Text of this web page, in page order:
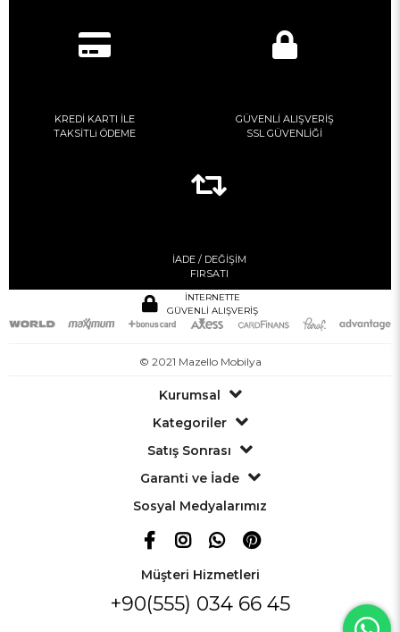
KREDİ KARTI İLE
TAKSİTLi ÖDEME
GÜVENLİ ALIŞVERİŞ
SSL GÜVENLİĞİ
İADE / DEĞİŞİM
FIRSATI
İNTERNETTE
GÜVENLİ ALIŞVERİŞ
© 2021 Mazello Mobilya
Kurumsal
Kategoriler
Satış Sonrası
Garanti ve İade
Sosyal Medyalarımız
Müşteri Hizmetleri
+90(555) 034 66 45